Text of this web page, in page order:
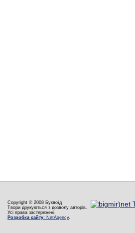
Copyright © 2008 Буквоїд
Твори друкуються з дозволу авторів.
Усі права застережені.
Розробка сайту: NetAgency.